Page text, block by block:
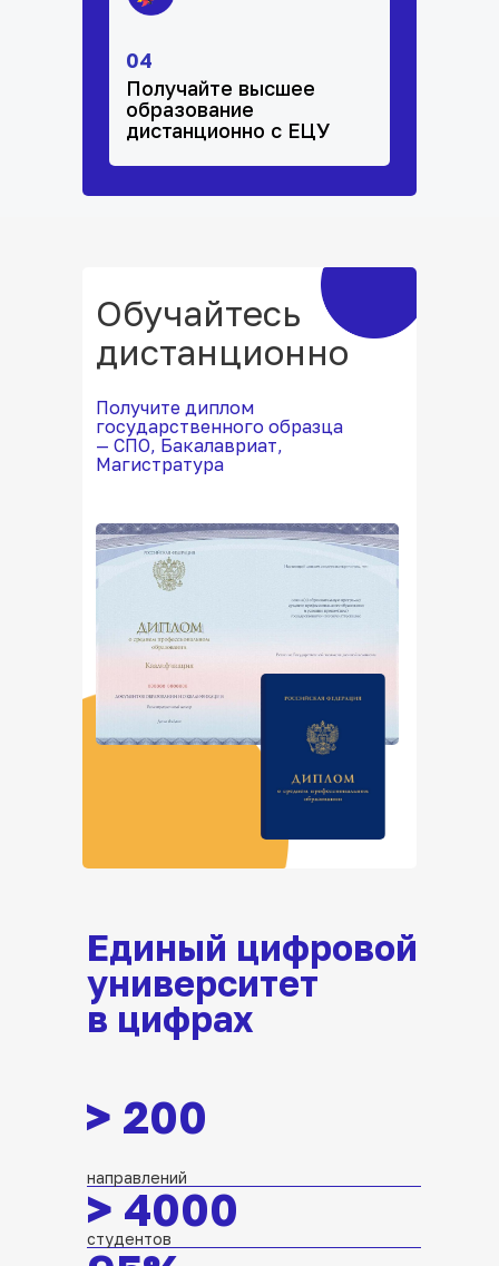
04
Получайте высшее
образование
дистанционно с ЕЦУ
Обучайтесь
дистанционно
Получите диплом
государственного образца
— СПО, Бакалавриат,
Магистратура
Единый цифровой
университет
в цифрах
> 200
направлений
> 4000
студентов